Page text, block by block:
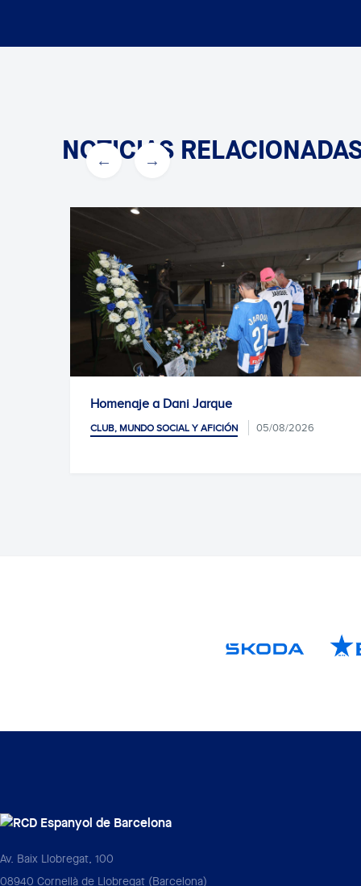
NOTICIAS
Homenaje a Dani Jarque
CLUB, MUNDO SOCIAL Y AFICIÓN 05/08/2026
Av. Baix Llobregat, 100
08940 Cornellà de Llobregat (Barcelona)